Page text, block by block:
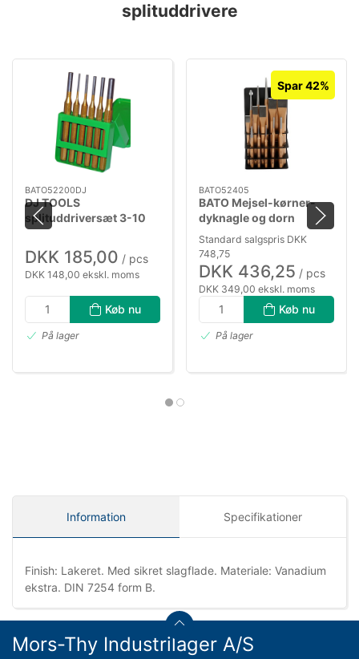
splituddrivere
BATO52200DJ
DJ TOOLS
splituddriversæt 3-10
mm i metalæske
DKK 185,00 / pcs
DKK 148,00 ekskl. moms
Køb nu
På lager
Spar 42%
BATO52405
BATO Mejsel-kørner-
dyknagle og dorn
kombisæt 14 dele i
kraftig metal stander
Standard salgspris DKK
748,75
DKK 436,25 / pcs
DKK 349,00 ekskl. moms
Køb nu
På lager
Information Specifikationer
Finish: Lakeret. Med sikret slagflade. Materiale: Vanadium
ekstra. DIN 7254 form B.
Mors-Thy Industrilager A/S